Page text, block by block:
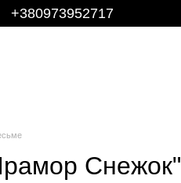
+380973952717
Снежок"